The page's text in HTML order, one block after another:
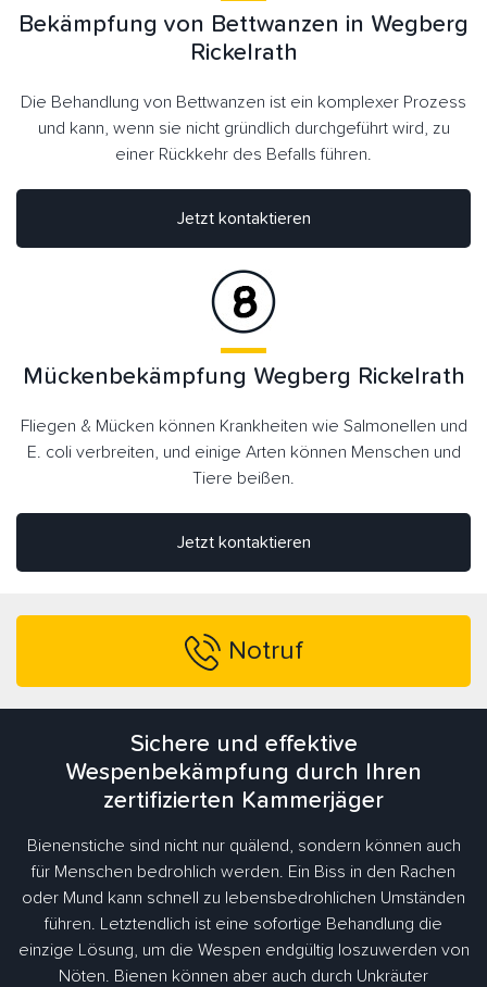
Bekämpfung von Bettwanzen in Wegberg
Rickelrath
Die Behandlung von Bettwanzen ist ein komplexer Prozess
und kann, wenn sie nicht gründlich durchgeführt wird, zu
einer Rückkehr des Befalls führen.
Jetzt kontaktieren
Jetzt kontaktieren
Mückenbekämpfung Wegberg Rickelrath
Fliegen & Mücken können Krankheiten wie Salmonellen und
E. coli verbreiten, und einige Arten können Menschen und
Tiere beißen.
Notruf
Sichere und effektive
Wespenbekämpfung durch Ihren
zertifizierten Kammerjäger
Bienenstiche sind nicht nur quälend, sondern können auch
für Menschen bedrohlich werden. Ein Biss in den Rachen
oder Mund kann schnell zu lebensbedrohlichen Umständen
führen. Letztendlich ist eine sofortige Behandlung die
einzige Lösung, um die Wespen endgültig loszuwerden von
Nöten. Bienen können aber auch durch Unkräuter